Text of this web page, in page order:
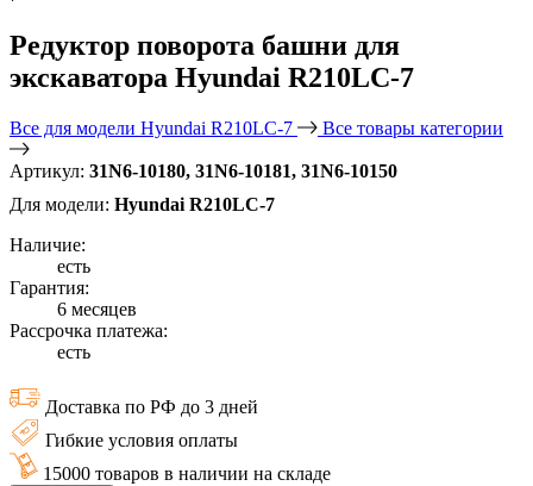
Редуктор поворота башни для
экскаватора Hyundai R210LC-7
Все для модели Hyundai R210LC-7 Все товары категории
Артикул: 31N6-10180, 31N6-10181, 31N6-10150
Для модели: Hyundai R210LC-7
Наличие:
есть
Гарантия:
6 месяцев
Рассрочка платежа:
есть
Доставка по РФ до 3 дней
Гибкие условия оплаты
15000 товаров в наличии на складе